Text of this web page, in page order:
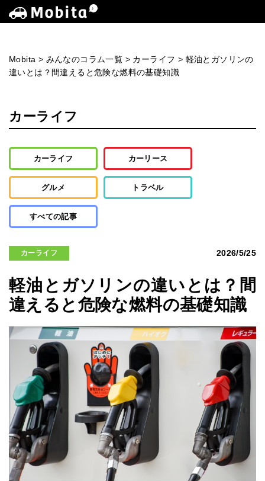
Mobita > みんなのコラム一覧 > カーライフ > 軽油とガソリンの
違いとは？間違えると危険な燃料の基礎知識
カーライフ
カーライフ カーリース
グルメ トラベル
すべての記事
カーライフ 2026/5/25
軽油とガソリンの違いとは？間
違えると危険な燃料の基礎知識